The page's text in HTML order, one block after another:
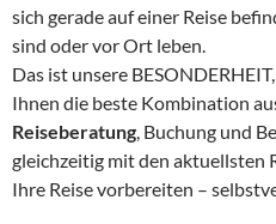
sich gerade auf einer Reise
sind oder vor Ort leben.
Das ist unsere
Ihnen die beste Kombination
Reiseberatung, Buchung und
gleichzeitig mit den aktuellsten
Ihre Reise vorbereiten –